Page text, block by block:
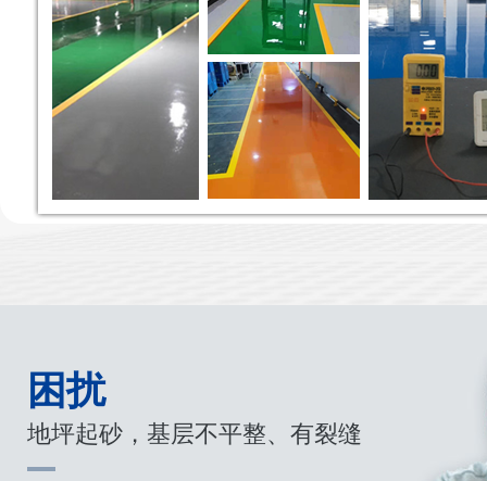
困扰
地坪起砂，基层不平整、有裂缝